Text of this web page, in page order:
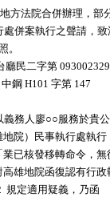
方法院合併辦理，部
處併案執行之聲請，
。
廳民二字第
中鋼 H101 字第 147
以義務人廖○○服務於貴
雄地院）民事執行處執行
「業已核發移轉命令，無
對高雄地院函復認有行政
2  規定適用疑義，乃函